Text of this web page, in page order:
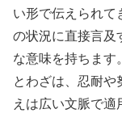
い形で伝えられて
の状況に直接言及
な意味を持ちます
とわざは、忍耐や
えは広い文脈で適